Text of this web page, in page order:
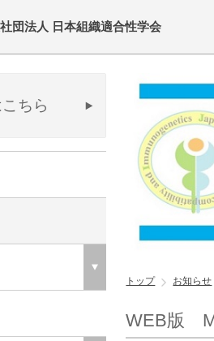
団法人 日本組織適合性学会
ちら
トップ お知らせ
WEB版